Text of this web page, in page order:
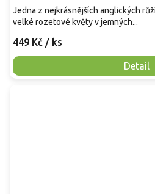
449 Kč / ks
Detail
Jedna z nejkrásnějších anglických
velké rozetové květy v jemných...